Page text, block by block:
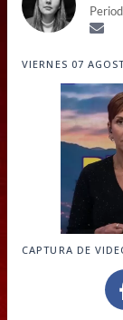
VIERNES 07
CAPTURA DE